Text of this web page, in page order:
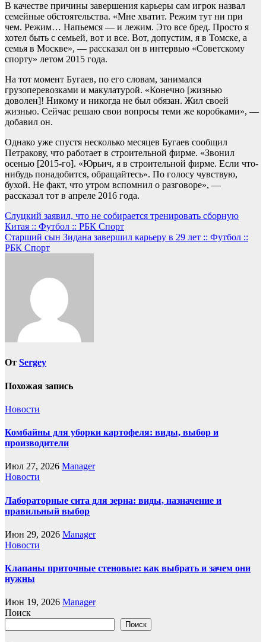
В качестве причины завершения карьеры сам игрок назвал
семейные обстоятельства. «Мне хватит. Режим тут ни при
чем. Режим… Напьемся — и лежим. Это все бред. Просто я
хотел быть с семьей, вот и все. Вот, допустим, я в Томске, а
семья в Москве», — рассказал он в интервью «Советскому
спорту» летом 2015 года.
На тот момент Бугаев, по его словам, занимался
грузоперевозками и макулатурой. «Конечно [жизнью
доволен]! Никому и никогда не был обязан. Жил своей
жизнью. Сейчас решаю свои вопросы теми же коробками», —
добавил он.
Однако уже спустя несколько месяцев Бугаев сообщил
Петракову, что работает в строительной фирме. «Звонил
осенью [2015-го]. «Юрьич, я в строительной фирме. Если что-
нибудь понадобится, обращайтесь». По голосу чувствую,
бухой. Не факт, что утром вспомнил о разговоре», —
рассказал тот в апреле 2016 года.
Навигация
по
записям
Слуцкий заявил, что не собирается тренировать сборную
Китая :: Футбол :: РБК Спорт
Старший сын Зидана завершил карьеру в 29 лет :: Футбол ::
РБК Спорт
От Sergey
Похожая запись
Новости
Комбайны для уборки картофеля: виды, выбор и
производители
Июл 27, 2026 Manager
Новости
Лабораторные сита для зерна: виды, назначение и
правильный выбор
Июн 29, 2026 Manager
Новости
Клапаны приточные стеновые: как выбрать и зачем они
нужны
Июн 19, 2026 Manager
Поиск
Поиск